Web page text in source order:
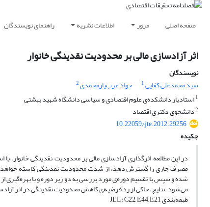
صفحه اصلی مرور اطلاعات نشریه راهنمای نویسندگان
اثر آزادسازی مالی بر محدودیت نقدینگی خانوار
نویسندگان
سید محمدعلی کفایی1 جواد عرب‌یارمحمدی2
1استادیار دانشکده‌ی علوم اقتصادی و سیاسی دانشگاه شهید بهشتی
2دانشجوی دکتری اقتصاد
10.22059/jte.2012.29256
چکیده
در این مطالعه اثرگذاری آزادسازی مالی بر محدودیت نقدینگی
مصرف جاری را گسترش دهد، از شدت محدودیت نقدینگی کاسته خواهد
شده و سپس با تقسیم دوره‌ی مورد بررسی به دو زیر دوره و با بهره‌گیری
می‌شود. نتایج، حاکی از رد فرضیه‌ی کاهش محدودیت نقدینگی در اثر
طبقه‌بندی JEL: C22, E44, E21